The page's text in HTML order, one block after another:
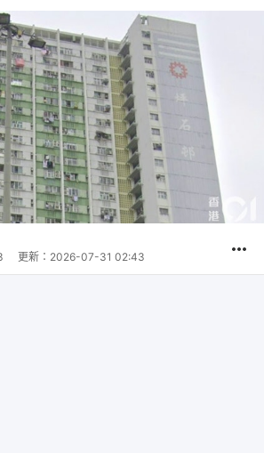
更新： 2026-07-31 02:43